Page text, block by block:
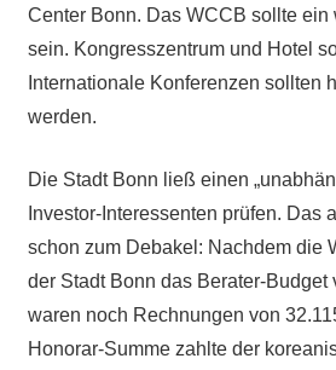
Center Bonn. Das WCCB sollte ein
sein. Kongresszentrum und Hotel
Internationale Konferenzen sollten
werden.
Die Stadt Bonn ließ einen
Investor-Interessenten prüfen. Das
schon zum Debakel: Nachdem die
der Stadt Bonn das Berater-Budget
waren noch Rechnungen von
Honorar-Summe zahlte der